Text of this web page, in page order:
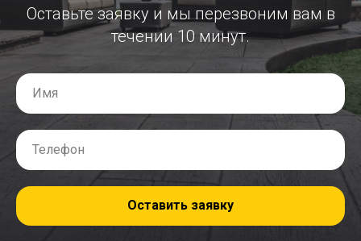
Оставьте заявку и мы перезвоним вам в
течении 10 минут.
Оставить заявку